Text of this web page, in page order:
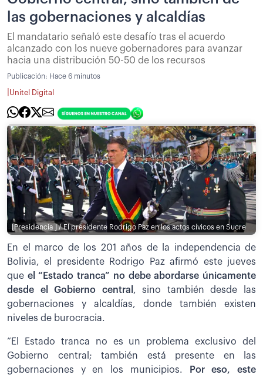
las gobernaciones y alcaldías
El mandatario señaló este desafío tras el acuerdo
alcanzado con los nueve gobernadores para avanzar
hacia una distribución 50-50 de los recursos
Publicación: Hace 6 minutos
Unitel Digital
[Presidencia ] / El presidente Rodrigo Paz en los actos cívicos en Sucre
En el marco de los 201 años de la independencia de
Bolivia, el presidente Rodrigo Paz afirmó este jueves
que el “Estado tranca” no debe abordarse únicamente
desde el Gobierno central , sino también desde las
gobernaciones y alcaldías, donde también existen
niveles de burocracia.
“El Estado tranca no es un problema exclusivo del
Gobierno central; también está presente en las
gobernaciones y en los municipios.
Por eso, este